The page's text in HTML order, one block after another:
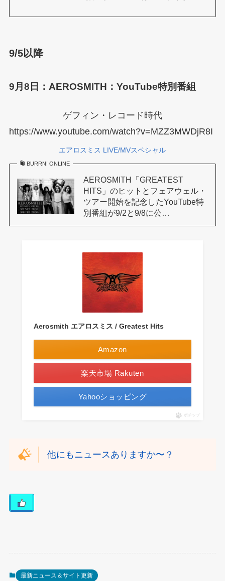
9/5以降
9月8日：AEROSMITH：YouTube特別番組
ゲフィン・レコード時代
https://www.youtube.com/watch?v=MZZ3MWDjR8I
エアロスミス LIVE/MVスペシャル
BURRN! ONLINE
AEROSMITH「GREATEST
HITS」のヒットとフェアウェル・
ツアー開始を記念したYouTube特
別番組が9/2と9/8に公…
Aerosmith エアロスミス / Greatest Hits
Amazon
楽天市場 Rakuten
Yahooショッピング
ポチップ
他にもニュースありますか〜？
最新ニュース＆サイト更新